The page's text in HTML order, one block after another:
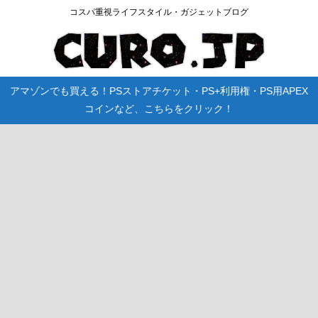
コスパ重視ライフスタイル・ガジェットブログ
アマゾンでも買える！PSストアチケット・PS+利用権・PS用APEX
コインなど、こちらをクリック！